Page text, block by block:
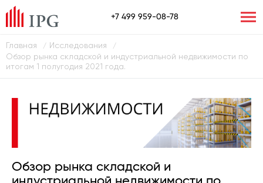
+7 499 959-08-78
Главная / Исследования /
Обзор рынка складской и индустриальной недвижимости по
итогам 1 полугодия 2021 года.
Обзор рынка складской и